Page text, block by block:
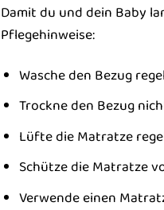
Damit du und dein Baby
Pflegehinweise:
Wasche den Bezug
Trockne den Bezug
Lüfte die Matratze
Schütze die Matratze
Verwende einen